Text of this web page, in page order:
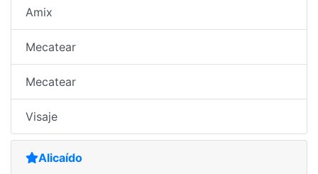
Amix
Mecatear
Mecatear
Visaje
Alicaído